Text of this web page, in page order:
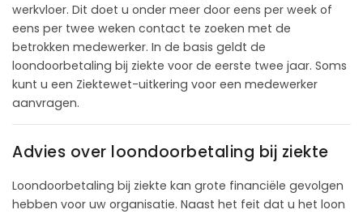
werkvloer. Dit doet u onder meer door eens per week of
eens per twee weken contact te zoeken met de
betrokken medewerker. In de basis geldt de
loondoorbetaling bij ziekte voor de eerste twee jaar. Soms
kunt u een Ziektewet-uitkering voor een medewerker
aanvragen.
Advies over loondoorbetaling bij ziekte
Loondoorbetaling bij ziekte kan grote financiële gevolgen
hebben voor uw organisatie. Naast het feit dat u het loon